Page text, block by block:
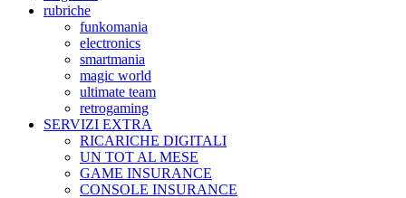
rubriche
funkomania
electronics
smartmania
magic world
ultimate team
retrogaming
SERVIZI EXTRA
RICARICHE DIGITALI
UN TOT AL MESE
GAME INSURANCE
CONSOLE INSURANCE